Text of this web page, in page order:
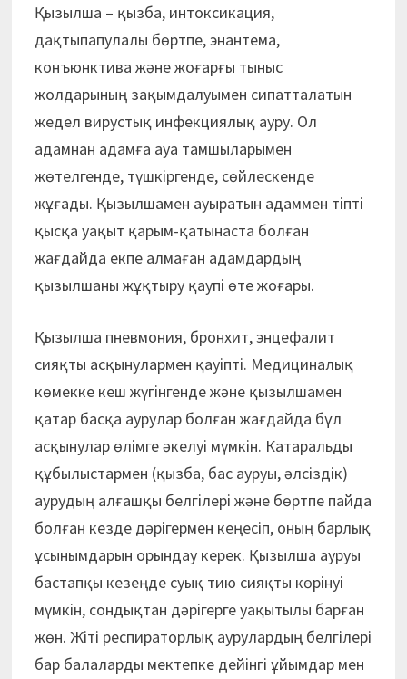
Қызылша – қызба, интоксикация,
дақтыпапулалы бөртпе, энантема,
конъюнктива және жоғарғы тыныс
жолдарының зақымдалуымен сипатталатын
жедел вирустық инфекциялық ауру. Ол
адамнан адамға ауа тамшыларымен
жөтелгенде, түшкіргенде, сөйлескенде
жұғады. Қызылшамен ауыратын адаммен тіпті
қысқа уақыт қарым-қатынаста болған
жағдайда екпе алмаған адамдардың
қызылшаны жұқтыру қаупі өте жоғары.
Қызылша пневмония, бронхит, энцефалит
сияқты асқынулармен қауіпті. Медициналық
көмекке кеш жүгінгенде және қызылшамен
қатар басқа аурулар болған жағдайда бұл
асқынулар өлімге әкелуі мүмкін. Катаральды
құбылыстармен (қызба, бас ауруы, әлсіздік)
аурудың алғашқы белгілері және бөртпе пайда
болған кезде дәрігермен кеңесіп, оның барлық
ұсынымдарын орындау керек. Қызылша ауруы
бастапқы кезеңде суық тию сияқты көрінуі
мүмкін, сондықтан дәрігерге уақытылы барған
жөн. Жіті респираторлық аурулардың белгілері
бар балаларды мектепке дейінгі ұйымдар мен